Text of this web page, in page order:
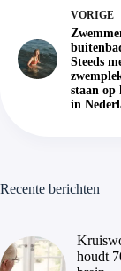
VORIGE
Steeds
staan op
in
Recente berichten
houdt